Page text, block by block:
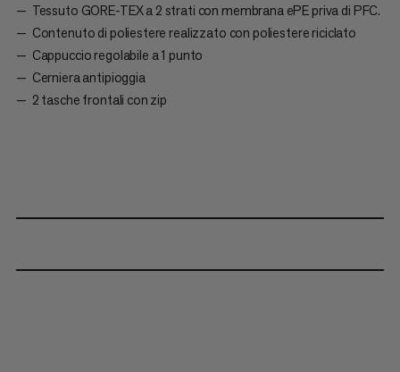
Tessuto GORE-TEX a 2 strati con membrana ePE priva di PFC.
Contenuto di poliestere realizzato con poliestere riciclato
Cappuccio regolabile a 1 punto
Cerniera antipioggia
2 tasche frontali con zip